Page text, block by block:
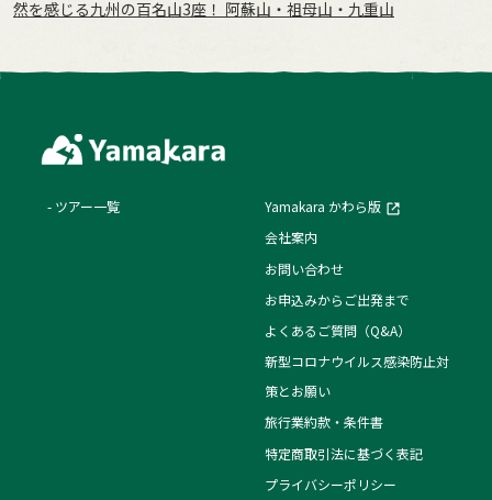
然を感じる九州の百名山3座！ 阿蘇山・祖母山・九重山
ツアー一覧
Yamakara かわら版
会社案内
お問い合わせ
お申込みからご出発まで
よくあるご質問（Q&A）
新型コロナウイルス感染防止対
策とお願い
旅行業約款・条件書
特定商取引法に基づく表記
プライバシーポリシー